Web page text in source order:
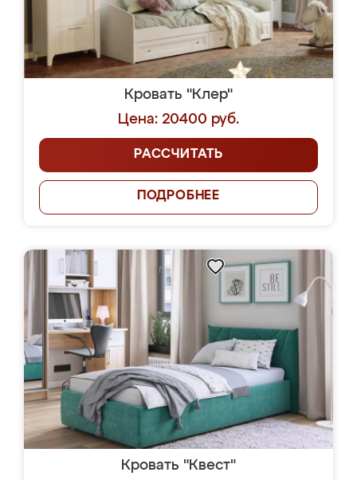
Кровать "Клер"
Цена: 20400 руб.
РАССЧИТАТЬ
ПОДРОБНЕЕ
Кровать "Квест"